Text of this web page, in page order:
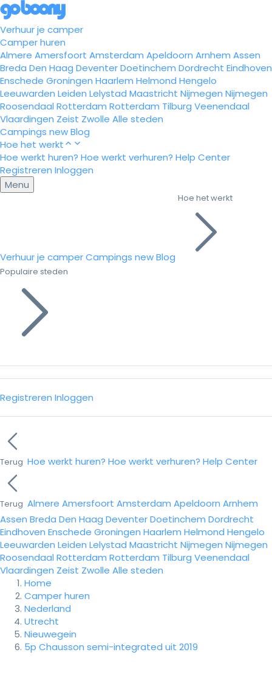
Verhuur je camper
Camper huren
Almere Amersfoort Amsterdam Apeldoorn Arnhem Assen
Breda Den Haag DeventerDoetinchem Dordrecht Eindhoven
Enschede Groningen Haarlem Helmond Hengelo
Leeuwarden Leiden Lelystad Maastricht Nijmegen Nijmegen
Roosendaal Rotterdam Rotterdam Tilburg Veenendaal
Vlaardingen Zeist Zwolle Alle steden
Campings newBlog
Hoe het werkt
Hoe werkt huren? Hoe werkt verhuren? Help Center
Registreren Inloggen
Menu
Verhuur je camperCampings newBlog
Hoe het werkt
Populaire steden
Registreren Inloggen
Terug Hoe werkt huren? Hoe werkt verhuren? Help Center
Terug Almere Amersfoort Amsterdam Apeldoorn Arnhem
Assen Breda Den Haag DeventerDoetinchem Dordrecht
Eindhoven Enschede Groningen Haarlem Helmond Hengelo
Leeuwarden Leiden Lelystad Maastricht Nijmegen Nijmegen
Roosendaal Rotterdam Rotterdam Tilburg Veenendaal
Vlaardingen Zeist Zwolle Alle steden
Home
Camper huren
Nederland
Utrecht
Nieuwegein
5p Chausson semi-integrated uit 2019